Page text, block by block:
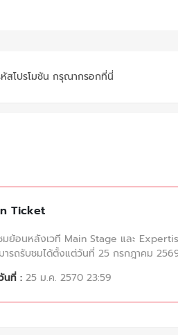
สโปรโมชัน กรุณากรอกที่นี่
Ticket
มย้อนหลังเวที Main Stage และ
รถรับชมได้ตั้งแต่วันที่ 25 กรกฎาคม
นที่ : 25 ม.ค. 2570 23:59